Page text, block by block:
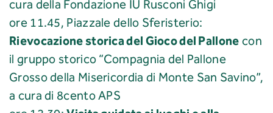
cura della Fondazione IU Rusconi Ghigi
ore 11.45, Piazzale dello Sferisterio:
Rievocazione storica del Gioco del Pallonecon
il gruppo storico “Compagnia del Pallone
Grosso della Misericordia di Monte San Savino”,
a cura di 8cento APS